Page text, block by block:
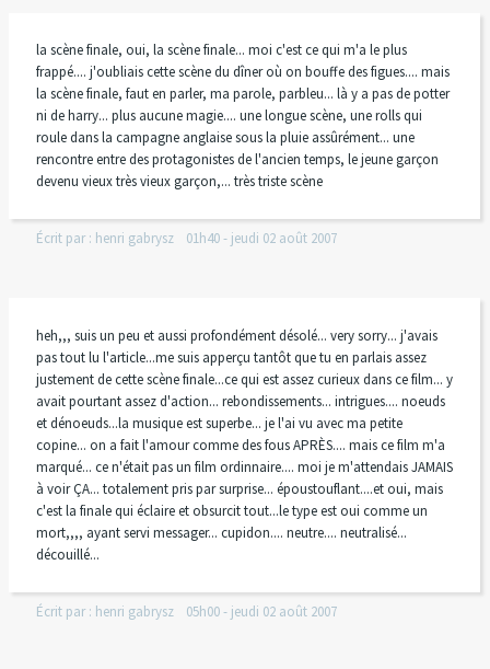
la scène finale, oui, la scène finale... moi c'est ce qui m'a le plus
frappé.... j'oubliais cette scène du dîner où on bouffe des figues.... mais
la scène finale, faut en parler, ma parole, parbleu... là y a pas de potter
ni de harry... plus aucune magie.... une longue scène, une rolls qui
roule dans la campagne anglaise sous la pluie assûrément... une
rencontre entre des protagonistes de l'ancien temps, le jeune garçon
devenu vieux très vieux garçon,... très triste scène
Écrit par : henri gabrysz 01h40- jeudi 02 août 2007
heh,,, suis un peu et aussi profondément désolé... very sorry... j'avais
pas tout lu l'article...me suis apperçu tantôt que tu en parlais assez
justement de cette scène finale...ce qui est assez curieux dans ce film... y
avait pourtant assez d'action... rebondissements... intrigues.... noeuds
et dénoeuds...la musique est superbe... je l'ai vu avec ma petite
copine... on a fait l'amour comme des fous APRÈS.... mais ce film m'a
marqué... ce n'était pas un film ordinnaire.... moi je m'attendais JAMAIS
à voir ÇA... totalement pris par surprise... époustouflant....et oui, mais
c'est la finale qui éclaire et obsurcit tout...le type est oui comme un
mort,,,, ayant servi messager... cupidon.... neutre.... neutralisé...
découillé...
Écrit par : henri gabrysz 05h00- jeudi 02 août 2007